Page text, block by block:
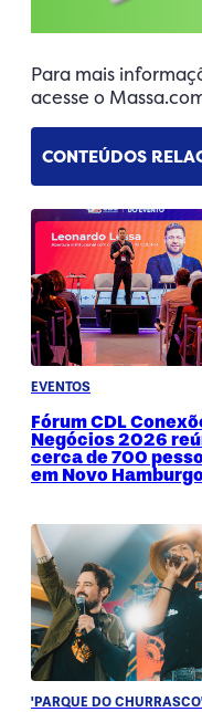
Para mais
acesse o
CONTEÚDOS
EVENTOS
Fórum CDL
Negócios 2026
cerca de 700
em Novo
'PARQUE DO